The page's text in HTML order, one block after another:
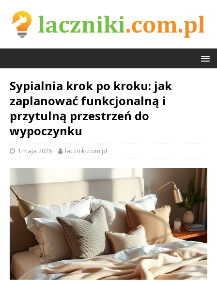
Sypialnia krok po kroku: jak
zaplanować funkcjonalną i
przytulną przestrzeń do
wypoczynku
1 maja 2026 laczniki.com.pl